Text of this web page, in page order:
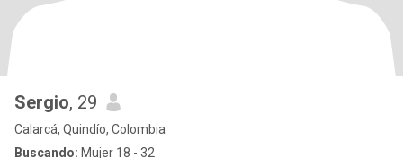
Sergio, 29
Calarcá, Quindío, Colombia
Buscando: Mujer 18 - 32